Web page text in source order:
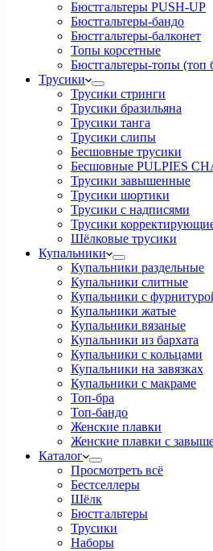
Бюстгальтеры PUSH-UP
Бюстгальтеры-бандо
Бюстгальтеры-балконет
Топы корсетные
Бюстгальтеры-топы (топ
Трусики
Трусики стринги
Трусики бразильяна
Трусики танга
Трусики слипы
Бесшовные трусики
Бесшовные PULPIES
Трусики завышенные
Трусики шортики
Трусики с надписями
Трусики
Шёлковые трусики
Купальники
Купальники раздельные
Купальники слитные
Купальники с
Купальники жатые
Купальники вязаные
Купальники из бархата
Купальники с кольцами
Купальники на завязках
Купальники с макраме
Топ-бра
Топ-бандо
Женские плавки
Женские плавки с
Каталог
Просмотреть всё
Бестселлеры
Шёлк
Бюстгальтеры
Трусики
Наборы